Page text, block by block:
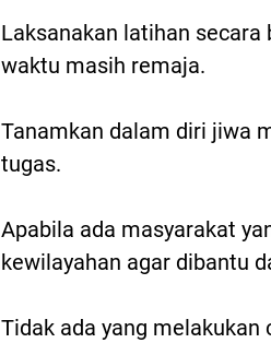
Laksanakan latihan
waktu masih remaja.
Tanamkan dalam diri jiwa
tugas.
Apabila ada masyarakat
kewilayahan agar dibantu
Tidak ada yang melakukan